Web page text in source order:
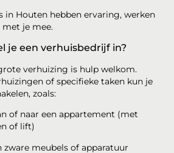
in Houten hebben ervaring, werken
met je mee.
je een verhuisbedrijf in?
verhuizing is hulp welkom.
of specifieke taken kun je
zoals:
of naar een appartement (met
of lift)
zware meubels of apparatuur